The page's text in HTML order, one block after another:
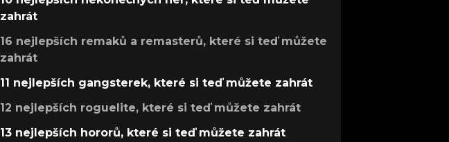
zahrát
16 nejlepších remaků a remasterů, které si teď můžete
zahrát
11 nejlepších gangsterek, které si teď můžete zahrát
12 nejlepších roguelite, které si teď můžete zahrát
13 nejlepších hororů, které si teď můžete zahrát